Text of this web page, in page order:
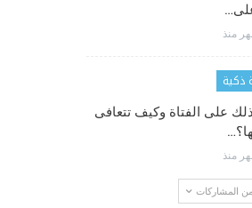
ذكية
على الفتاة وكيف تتعافى
المشاركات